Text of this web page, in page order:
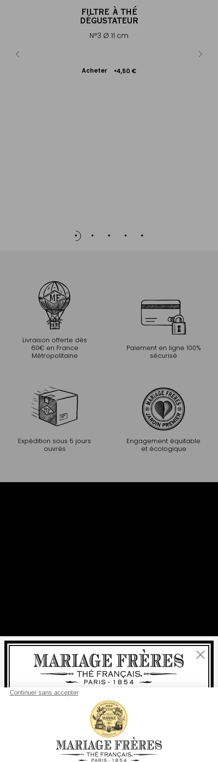
FILTRE À THÉ
DÉGUSTATEUR
N°3 Ø 11 cm
Acheter 4,50 €
Ajouter
Livraison offerte dès
60€ en France
Métropolitaine
Paiement en ligne 100%
sécurisé
Expédition sous 5 jours
ouvrés
Engagement équitable
et écologique
Fermer
Bienvenue
Pour tout achat, lalivraisonrapide est
à partir de 60 € en France Métropolitaine
à partir de 150 €pour le reste du monde
Votre pays de livraison est défini surEtats-Unis